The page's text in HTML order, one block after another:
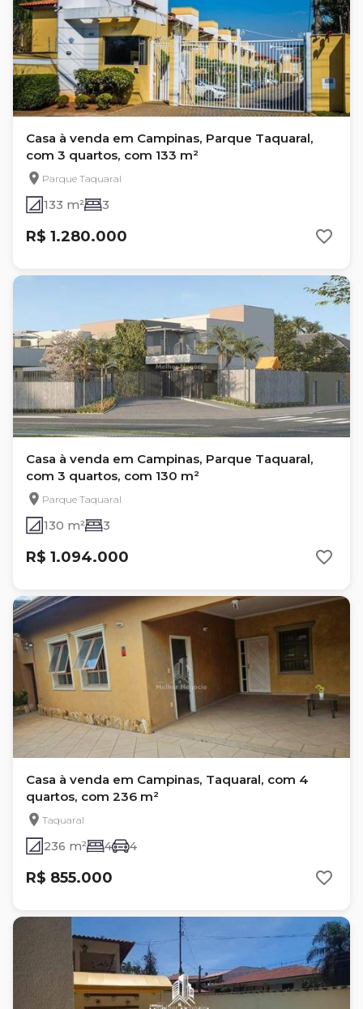
Casa à venda em Campinas, Parque Taquaral,
com 3 quartos, com 133 m²
Parque Taquaral
133 m² 3
R$ 1.280.000
Casa à venda em Campinas, Parque Taquaral,
com 3 quartos, com 130 m²
Parque Taquaral
130 m² 3
R$ 1.094.000
Casa à venda em Campinas, Taquaral, com 4
quartos, com 236 m²
Taquaral
236 m² 4 4
R$ 855.000